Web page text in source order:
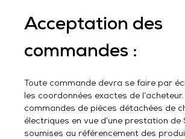
Acceptation des
commandes :
Toute commande devra se faire par
les coordonnées exactes de l’acheteur.
commandes de pièces détachées de
électriques en vue d’une prestation de
soumises au référencement des